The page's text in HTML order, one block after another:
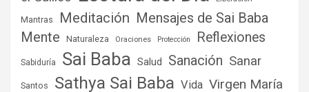
Mantras Meditación Mensajes de Sai Baba
Mente
Naturaleza Oraciones Protección Reflexiones
Sabiduría Sai Baba Salud Sanación Sanar
Santos Sathya Sai Baba Vida Virgen María